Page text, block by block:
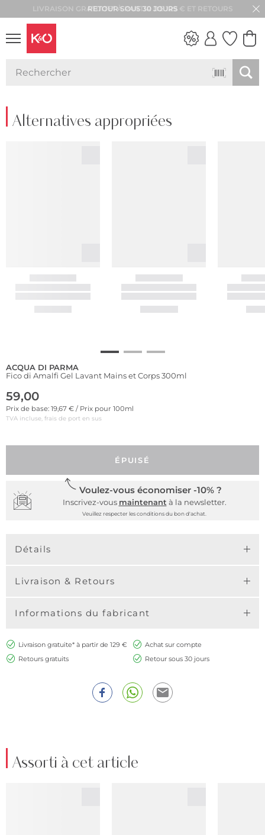
RETOUR SOUS 30 JOURS
Alternatives appropriées
ACQUA DI PARMA
Fico di Amalfi Gel Lavant Mains et Corps 300ml
59,00
Prix de base: 19,67 € / Prix pour 100ml
TVA incluse, frais de port en sus
ÉPUISÉ
Voulez-vous économiser -10% ?
Inscrivez-vous maintenant à la newsletter.
Veuillez respecter les conditions du bon d'achat.
Détails
Livraison & Retours
Informations du fabricant
Livraison gratuite* à partir de 129 €
Achat sur compte
Retours gratuits
Retour sous 30 jours
Assorti à cet article